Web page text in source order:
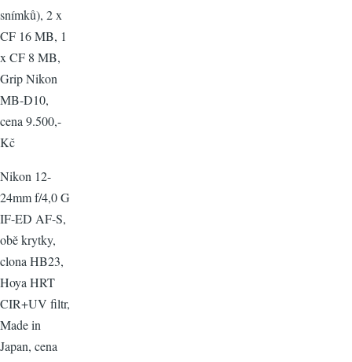
snímků), 2 x
CF 16 MB, 1
x CF 8 MB,
Grip Nikon
MB-D10,
cena 9.500,-
Kč
Nikon 12-
24mm f/4,0 G
IF-ED AF-S,
obě krytky,
clona HB23,
Hoya HRT
CIR+UV filtr,
Made in
Japan, cena